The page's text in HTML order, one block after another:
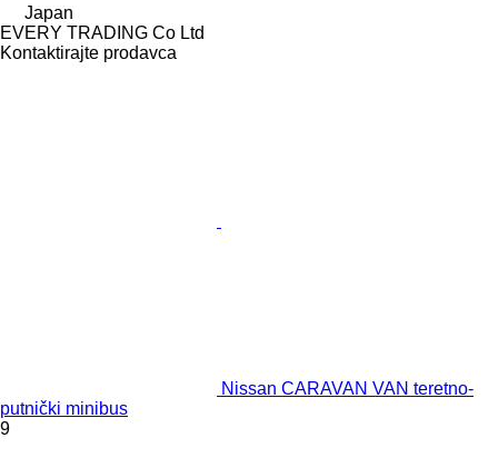
Japan
EVERY TRADING Co Ltd
Kontaktirajte prodavca
Nissan CARAVAN VAN teretno-
putnički minibus
9